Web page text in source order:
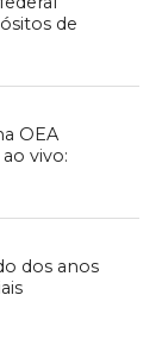
de
OEA
vivo:
dos anos